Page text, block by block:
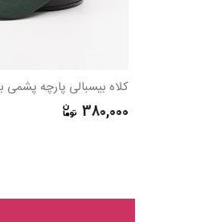
کلاه بیسبالی پارچه
380,000